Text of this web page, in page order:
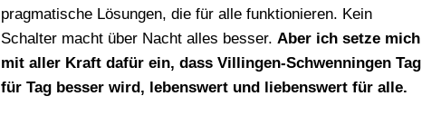
pragmatische Lösungen, die für alle funktionieren. Kein
Schalter macht über Nacht alles besser.Aber ich setze mich
mit aller Kraft dafür ein, dass Villingen-Schwenningen Tag
für Tag besser wird, lebenswert und liebenswert für alle.